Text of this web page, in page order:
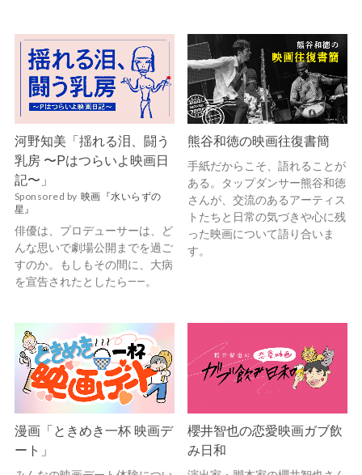
河野知美「揺れる泪、闘う
乳房 〜Pはつらいよ映画日
記〜」
Sponsored by 映画『水いらずの
星』
俳優は、プロデューサーは、ど
んな思いで劇場公開までを過ご
すのか。もしもその間に、大病
を宣告されたとしたら——。
熊谷和徳の映画往復書簡
手紙だからこそ、語れることが
ある。タップダンサー熊谷和徳
さんが、交流のあるアーティス
トたちと日常の気づきや心に残
った映画について語り合いま
す。
漫画「ときめき一杯 映画デ
ート」
櫻井智也の恋愛映画ガブ飲
み日和